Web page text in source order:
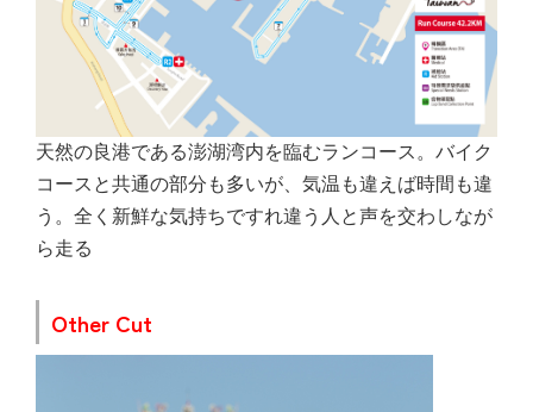
天然の良港である澎湖湾内を臨むランコース。バイク
コースと共通の部分も多いが、気温も違えば時間も違
う。全く新鮮な気持ちですれ違う人と声を交わしなが
ら走る
Other Cut